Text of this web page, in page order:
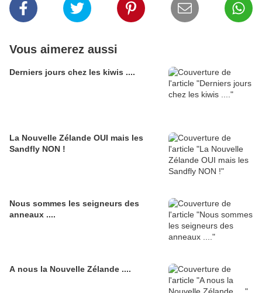
Vous aimerez aussi
Derniers jours chez les kiwis ....
La Nouvelle Zélande OUI mais les
Sandfly NON !
Nous sommes les seigneurs des
anneaux ....
A nous la Nouvelle Zélande ....